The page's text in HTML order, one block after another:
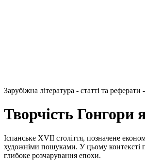
Зарубіжна література - статті та реферати
Творчість Гонгори
Іспанське XVII століття, позначене
художніми пошуками. У цьому контексті
глибоке розчарування епохи.